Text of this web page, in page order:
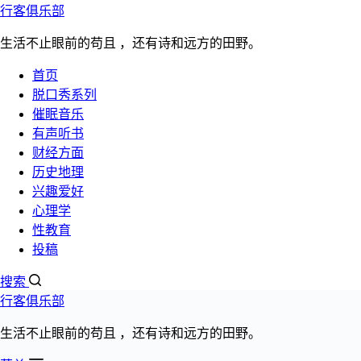
跳过内容
催眠
行客俱乐部
生活不止眼前的苟且 ，还有诗和远方的田野。
首页
脱口秀系列
催眠音乐
有声听书
财经方面
历史地理
兴趣爱好
心理学
性教育
投稿
搜索
行客俱乐部
生活不止眼前的苟且 ，还有诗和远方的田野。
精神内耗该怎么办
文章分类：
心理学
发布日期：
2023年5月1日